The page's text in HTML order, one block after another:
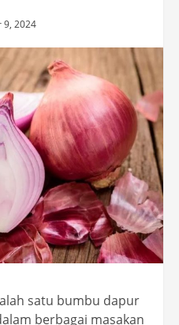
9, 2024
satu bumbu dapur
berbagai masakan